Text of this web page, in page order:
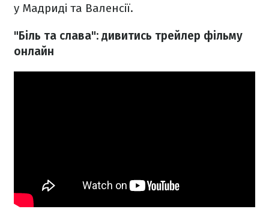
у Мадриді та Валенсії.
"Біль та слава": дивитись трейлер фільму
онлайн